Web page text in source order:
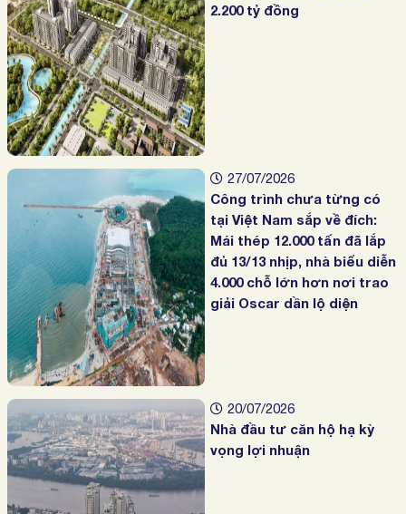
2.200 tỷ đồng
27/07/2026
Công trình chưa từng có
tại Việt Nam sắp về đích:
Mái thép 12.000 tấn đã lắp
đủ 13/13 nhịp, nhà biểu diễn
4.000 chỗ lớn hơn nơi trao
giải Oscar dần lộ diện
20/07/2026
Nhà đầu tư căn hộ hạ kỳ
vọng lợi nhuận